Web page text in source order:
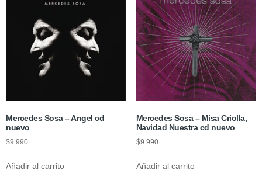
Mercedes Sosa – Angel cd
nuevo
$9.990
Añadir al carrito
Mercedes Sosa – Misa Criolla,
Navidad Nuestra cd nuevo
$9.990
Añadir al carrito